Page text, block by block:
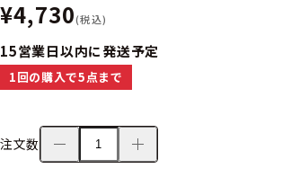
¥4,730(税込)
15営業日以内に発送予定
1回の購入で5点まで
注文数